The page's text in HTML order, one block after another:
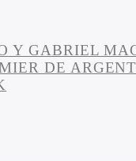
Y GABRIEL
DE